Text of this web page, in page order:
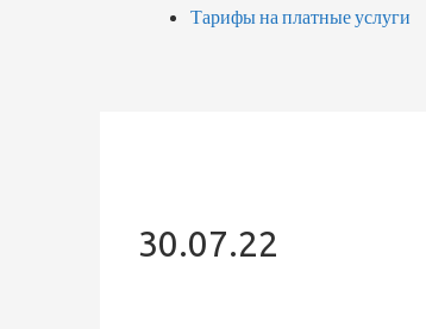
Тарифы на платные услуги
30.07.22